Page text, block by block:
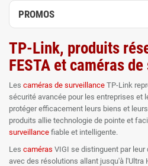
PROMOS
TP-Link, produits
FESTA et caméras
Les caméras de surveillance TP-Link
sécurité avancée pour les entreprises et
protéger efficacement leurs biens et
produits allie technologie de pointe et
surveillance fiable et intelligente.
Les caméras VIGI se distinguent par
avec des résolutions allant jusqu'à l'Ultra